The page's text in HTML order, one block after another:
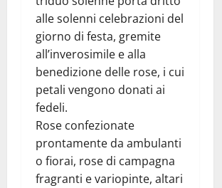
alle solenni celebrazioni del
giorno di festa, gremite
all’inverosimile e alla
benedizione delle rose, i cui
petali vengono donati ai
fedeli.
Rose confezionate
prontamente da ambulanti
o fiorai, rose di campagna
fragranti e variopinte, altari